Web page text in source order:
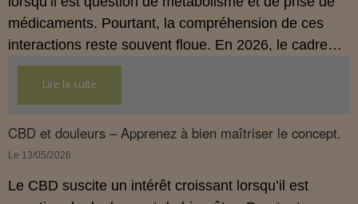
médicaments. Pourtant, la compréhension de ces
interactions reste souvent floue. En 2026, le cadre
légal français impose des règles strictes : seuls les
usages externes du CBD sont autorisés. Cet article
propose une mise au point claire et accessible pour
comprendre comment le CBD s’inscrit dans une
démarche de prévention, sans ingestion et sans
Lire la suite
CBD et douleurs – Apprenez à bien maîtriser le concept.
Le 13/05/2026
Le CBD suscite un intérêt croissant lorsqu’il est